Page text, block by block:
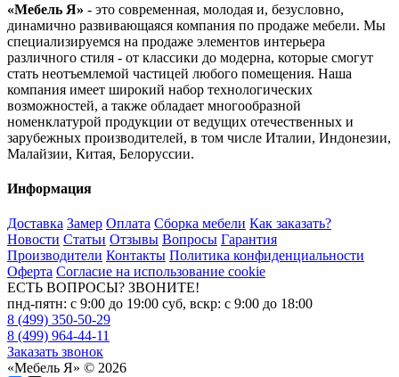
«Мебель Я» - это современная, молодая и, безусловно,
динамично развивающаяся компания по продаже мебели. Мы
специализируемся на продаже элементов интерьера
различного стиля - от классики до модерна, которые смогут
стать неотъемлемой частицей любого помещения. Наша
компания имеет широкий набор технологических
возможностей, а также обладает многообразной
номенклатурой продукции от ведущих отечественных и
зарубежных производителей, в том числе Италии, Индонезии,
Малайзии, Китая, Белоруссии.
Информация
Доставка Замер Оплата Сборка мебели Как заказать?
Новости Статьи Отзывы Вопросы Гарантия
Производители Контакты Политика конфиденциальности
Оферта Согласие на использование cookie
ЕСТЬ ВОПРОСЫ? ЗВОНИТЕ!
пнд-пятн: с 9:00 до 19:00 суб, вскр: с 9:00 до 18:00
8 (499) 350-50-29
8 (499) 964-44-11
Заказать звонок
«Мебель Я» © 2026